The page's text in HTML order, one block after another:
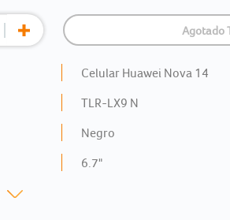
Agotado
Celular Huawei Nova 14
TLR-LX9 N
Negro
6.7"